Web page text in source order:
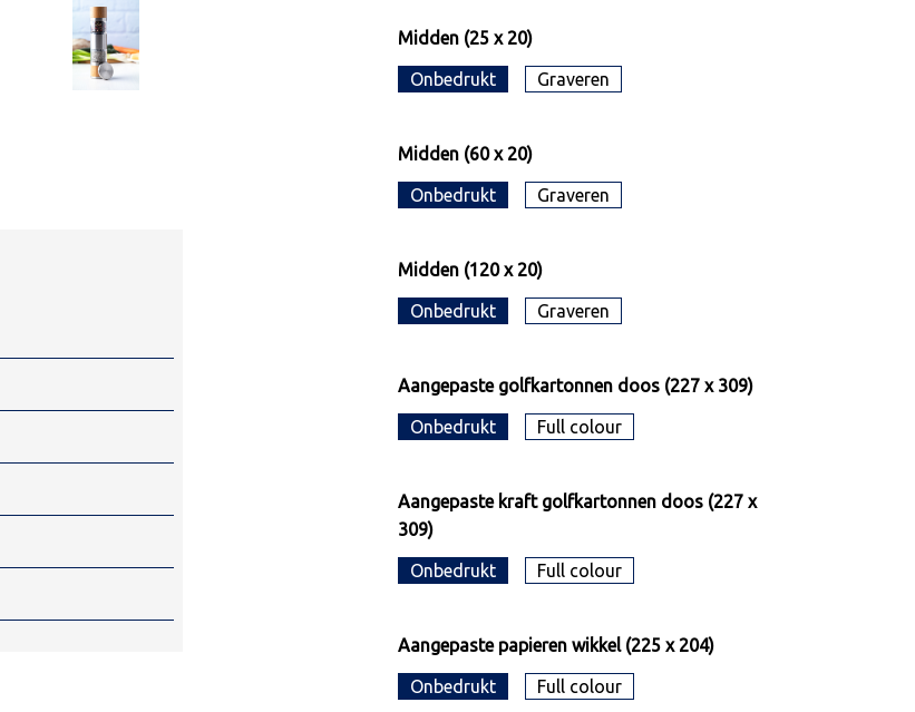
Midden (25 x 20)
Onbedrukt Graveren
Midden (60 x 20)
Onbedrukt Graveren
Midden (120 x 20)
Onbedrukt Graveren
Aangepaste golfkartonnen doos (227 x 309)
Onbedrukt Full colour
Aangepaste kraft golfkartonnen doos (227 x
309)
Onbedrukt Full colour
Aangepaste papieren wikkel (225 x 204)
Onbedrukt Full colour